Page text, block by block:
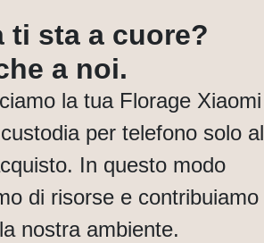
ti sta a cuore?
a noi.
la tua Florage Xiaomi
per telefono solo al
In questo modo
di risorse e contribuiamo
nostra ambiente.